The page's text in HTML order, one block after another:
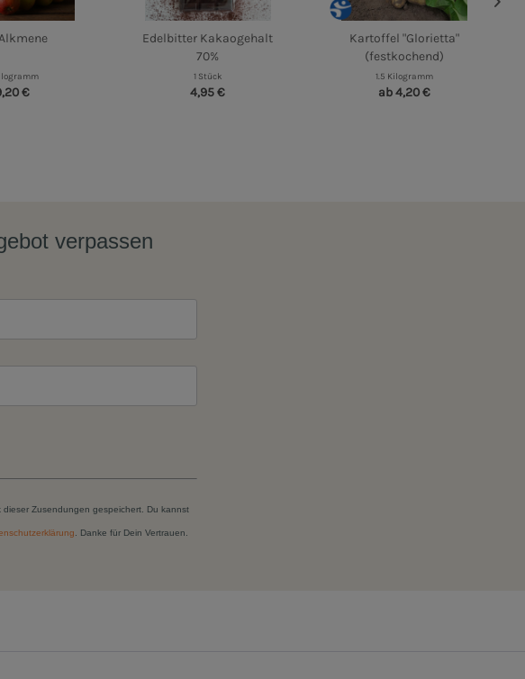
€
Edelbitter Kakaogehalt
70%
1 Stück
4,95 €
Kartoffel "Glorietta"
(festkochend)
1.5 Kilogramm
ab 4,20 €
verpassen
dieser Zusendungen gespeichert. Du kannst
. Danke für Dein Vertrauen.